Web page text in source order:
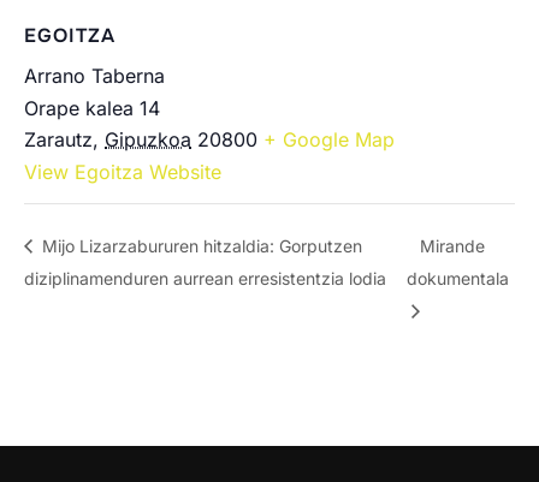
EGOITZA
Arrano Taberna
Orape kalea 14
Zarautz, Gipuzkoa 20800 + Google Map
View Egoitza Website
Mijo Lizarzabururen hitzaldia: Gorputzen
diziplinamenduren aurrean erresistentzia lodia
Mirande
dokumentala